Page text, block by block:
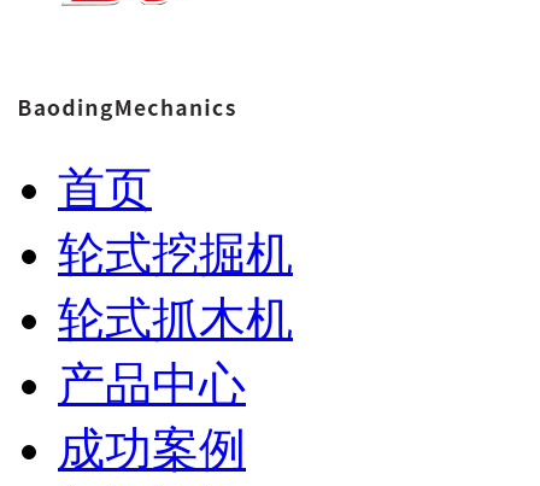
首页
轮式挖掘机
轮式抓木机
产品中心
成功案例